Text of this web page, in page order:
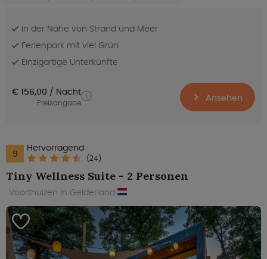
In der Nähe von Strand und Meer
Ferienpark mit viel Grün
Einzigartige Unterkünfte
€ 156,00 Nacht
Preisangabe Ansehen
9 Hervorragend
(24)
Tiny Wellness Suite - 2 Personen
Voorthuizen in Gelderland